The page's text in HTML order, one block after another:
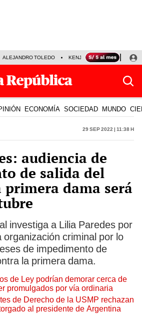
ALEJANDRO TOLEDO KENJI FUJIMORI
ECONOMÍA SOCIEDAD MUNDO
29 Sep 2022 | 11:38 h
audiencia de
de salida del
dama será
investiga a Lilia Paredes por
criminal por lo
de impedimento de
la primera dama.
de Ley podrían demorar cerca de
promulgados por vía ordinaria
de Derecho de la USMP rechazan
al presidente de Argentina